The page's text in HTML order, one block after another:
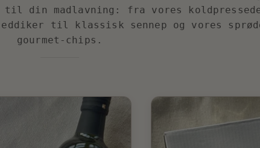
til din madlavning: fra vores
til klassisk sennep og vores
gourmet-chips.